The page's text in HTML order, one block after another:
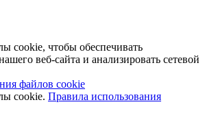
cookie, чтобы обеспечивать
веб-сайта и анализировать сетевой
файлов cookie
cookie. Правила использования